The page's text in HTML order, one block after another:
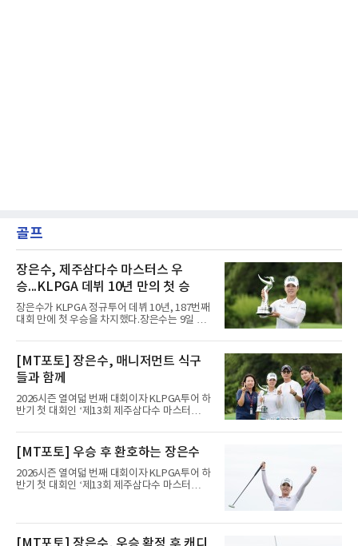
골프
장은수, 제주삼다수 마스터스 우
승...KLPGA 데뷔 10년 만의 첫 승
장은수가 KLPGA 정규투어 데뷔 10년, 187번째
대회 만에 첫 우승을 차지했다.장은수는 9일 제
서 열린 제주삼다수 마스터스(총상금 10억원)
최종 4라운드에서 보기 없이 버디 3개를 잡아 합
계 14언더파 274타를 기록했다. 13언더파 275
타 공동 2위 강채연, 문정민을 1타 차로 제치고
우승 상금 1억8천만원을 받았다.2017년 신인왕
출신인 그는 상비군과 국가대표를 거쳤지만
2020시즌 이후 세 차례 정규투어 출전권을 잃고
다 16번 홀(파4)에서 두 번째 샷을 홀 3ｍ에 붙여
[MT포토] 장은수, 매니저먼트 식구
들과 함께
2026시즌 열여덟 번째 대회이자 KLPGA투어 하
반기 첫 대회인 ‘제13회 제주삼다수 마스터
제주도 서귀포시에 위치한 테디밸리 골프앤리조
트(파72/6,767야드)에서 열리고 있다.9일 현재
최종라운드 경기가 펼쳐지고 있다.장은수가 18
번 홀에서 진행된 시상식에서 포즈를 취하고 있
다.
[MT포토] 우승 후 환호하는 장은수
2026시즌 열여덟 번째 대회이자 KLPGA투어 하
반기 첫 대회인 ‘제13회 제주삼다수 마스터
트(파72/6,767야드)에서 열리고 있다.9일 현재